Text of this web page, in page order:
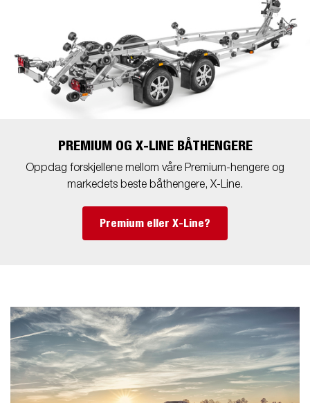
PREMIUM OG X-LINE BÅTHENGERE
Oppdag forskjellene mellom våre Premium-hengere og
markedets beste båthengere, X-Line.
Premium eller X-Line?